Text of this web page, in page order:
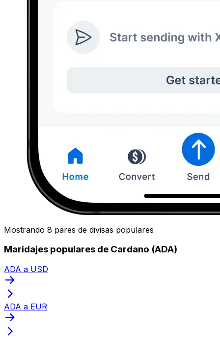
Mostrando 8 pares de divisas populares
Maridajes populares de Cardano (ADA)
ADA a USD
ADA a EUR